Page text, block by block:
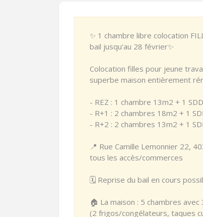
✨ 1 chambre libre colocation
bail jusqu'au 28 février✨
Colocation filles pour jeune
superbe maison entièrement
- REZ : 1 chambre 13m2 + 1
- R+1 : 2 chambres 18m2 + 1
- R+2 : 2 chambres 13m2 + 1
📍 Rue Camille Lemonnier 22,
tous les accès/commerces
🗓 Reprise du bail en cours
🏠 La maison : 5 chambres
(2 frigos/congélateurs, taques